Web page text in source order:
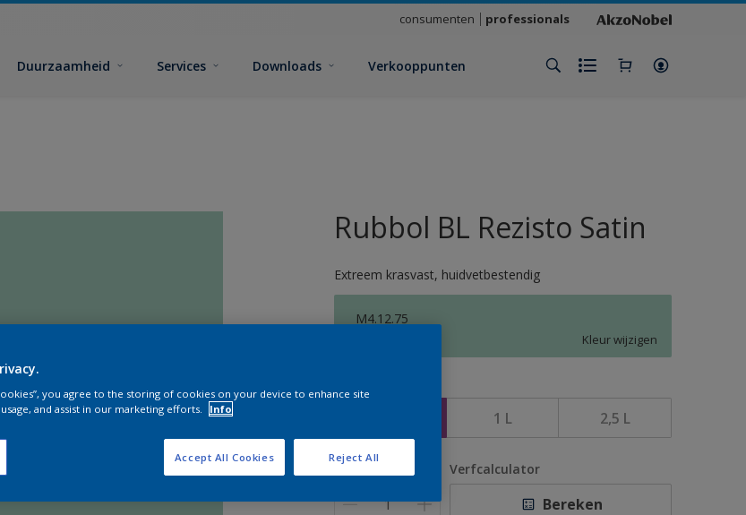
consumenten professionals
Duurzaamheid Services Downloads Verkooppunten
Rubbol BL Rezisto Satin
Extreem krasvast, huidvetbestendig
M4.12.75
Kleur wijzigen
Grootte
1 L 2,5 L
Aantal Verfcalculator
Bereken
you agree to the storing of cookies on your device to enhance site
and assist in our marketing efforts.
Info
Reject All
Accept All Cookies